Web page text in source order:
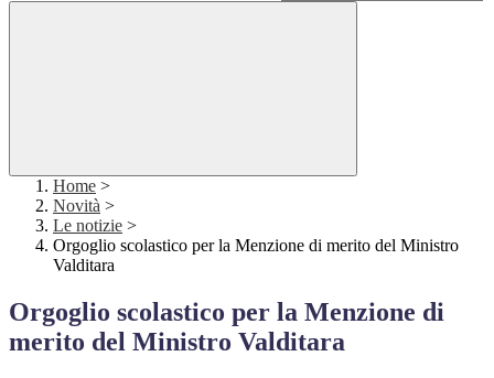
Home >
Novità >
Le notizie >
Orgoglio scolastico per la Menzione di merito del Ministro
Valditara
Orgoglio scolastico per la Menzione di
merito del Ministro Valditara